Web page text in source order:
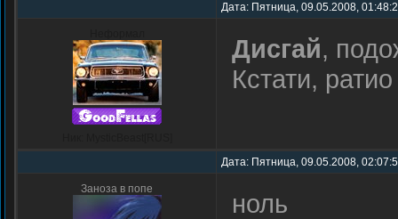
Дата: Пятница, 09.05.2008,
Дисгай,
Кстати,
Дата: Пятница, 09.05.2008,
Заноза в попе
ноль